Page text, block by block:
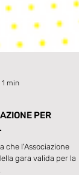
min
PER